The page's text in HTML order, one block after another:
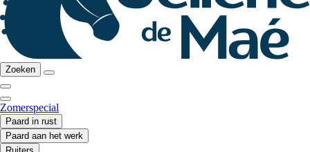
Zoeken
Zomerspecial
Paard in rust
Paard aan het werk